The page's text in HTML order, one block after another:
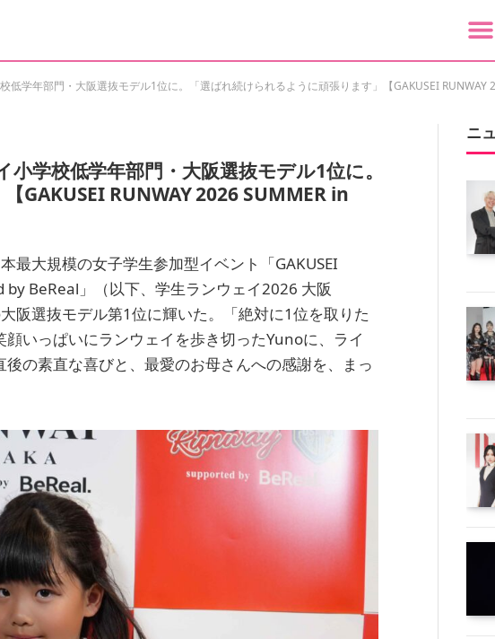
低学年部門・大阪選抜モデル1位に。「選ばれ続けられるように頑張ります」【GAKUSEI RUNWAY
学校低学年部門・大阪選抜モデル1位に。
GAKUSEI RUNWAY 2026 SUMMER in
大規模の女子学生参加型イベント「GAKUSEI
by BeReal」（以下、学生ランウェイ2026 大阪
阪選抜モデル第1位に輝いた。「絶対に1位を取りた
いっぱいにランウェイを歩き切ったYunoに、ライ
の素直な喜びと、最愛のお母さんへの感謝を、まっ
ニ